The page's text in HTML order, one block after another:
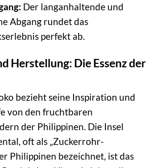
Der langanhaltende und
Abgang rundet das
perfekt ab.
Herstellung: Die Essenz der
bezieht seine Inspiration und
von den fruchtbaren
der Philippinen. Die Insel
oft als „Zuckerrohr-
Philippinen bezeichnet, ist das